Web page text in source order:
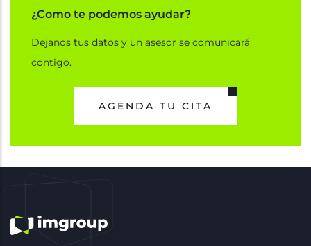
¿Como te podemos ayudar?
Dejanos tus datos y un asesor se comunicará
contigo.
AGENDA TU CITA